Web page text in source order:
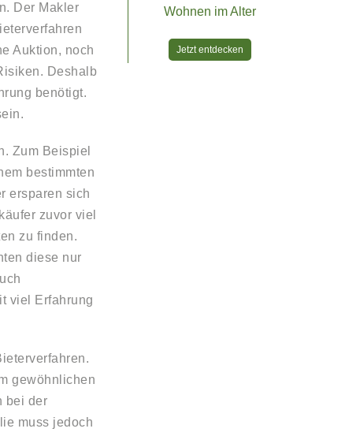
Der Makler
Auktion, noch
Deshalb
benötigt.
Zum Beispiel
bestimmten
ersparen sich
zuvor viel
zu finden.
diese nur
viel Erfahrung
gewöhnlichen
bei der
muss jedoch
Wohnen im Alter
Jetzt entdecken